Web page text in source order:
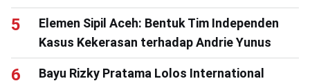
Elemen Sipil Aceh: Bentuk Tim Independen
Kasus Kekerasan terhadap Andrie Yunus
Bayu Rizky Pratama Lolos International